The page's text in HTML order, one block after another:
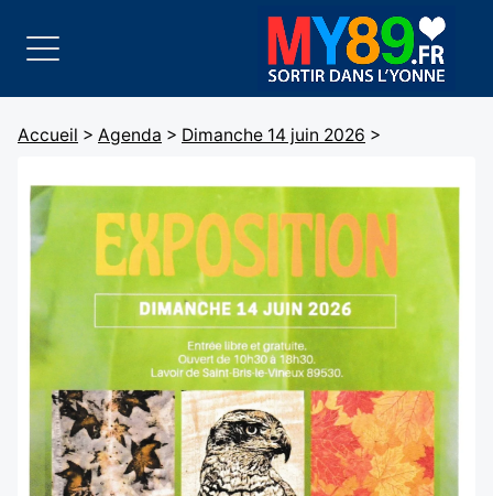
Accueil > Agenda > Dimanche 14 juin 2026 >